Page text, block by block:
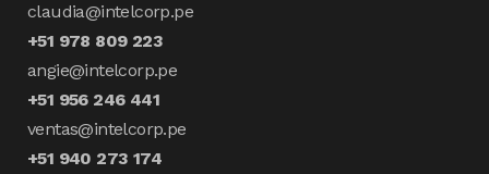
claudia@intelcorp.pe
+51 978 809 223
angie@intelcorp.pe
+51 956 246 441
ventas@intelcorp.pe
+51 940 273 174